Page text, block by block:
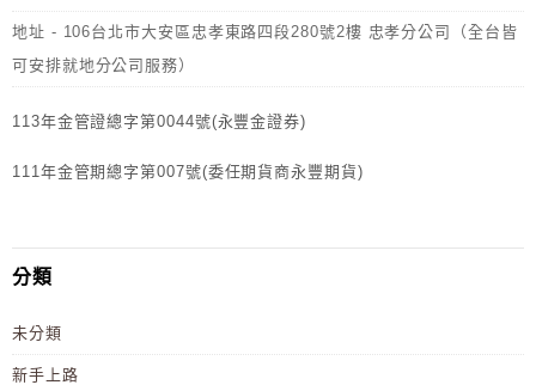
地址 - 106台北市大安區忠孝東路四段280號2樓 忠孝分公司（全台皆
可安排就地分公司服務）
113年金管證總字第0044號(永豐金證券)
111年金管期總字第007號(委任期貨商永豐期貨)
分類
未分類
新手上路